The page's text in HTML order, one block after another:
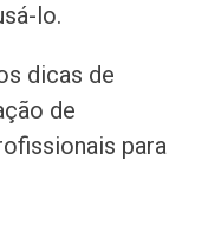
lo.
dicas de
de
para